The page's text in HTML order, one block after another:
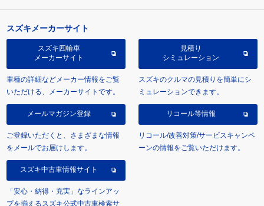
スズキメーカーサイト
スズキ四輪車
メーカーサイト
車種の詳細などメーカー情報をご覧
いただける、メーカーサイトです。
見積り
シミュレーション
スズキのクルマの見積りを簡単にシ
ミュレーションできます。
メールマガジン登録
ご登録いただくと、さまざまな情報
をメールでお届けします。
リコール等情報
リコール/改善対策/サービスキャンペ
ーンの情報をご覧いただけます。
スズキ中古車情報サイト
「安心・納得・充実」なラインアッ
プを揃えるスズキ公式中古車検索サ